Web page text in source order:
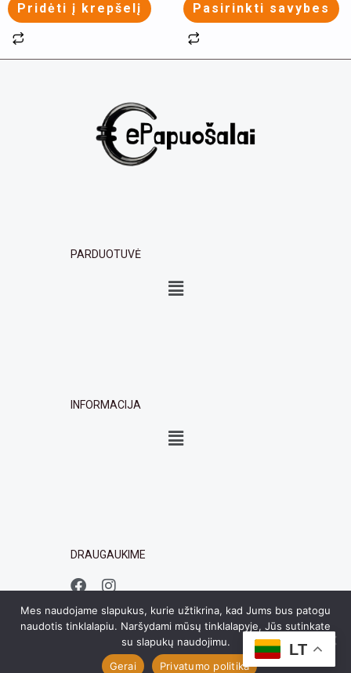
Pridėti į krepšelį Pasirinkti savybes
PARDUOTUVĖ
Menu
INFORMACIJA
Menu
DRAUGAUKIME
F
a
c
e
I
n
s
t
g
© 2026 Visos teisės saugomos Epapuošalai.lt
LT
Mes naudojame slapukus, kurie užtikrina, kad Jums bus patogu
naudotis tinklalapiu. Naršydami mūsų tinklalapyje, Jūs sutinkate
su slapukų naudojimu.
Gerai
Privatumo politika